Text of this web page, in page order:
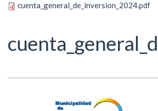
cuenta_general_de_inversion_2024.pdf